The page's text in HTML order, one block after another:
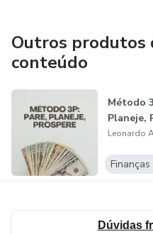
Outros produtos
conteúdo
Método
Planeje,
Leonardo
Dúvidas